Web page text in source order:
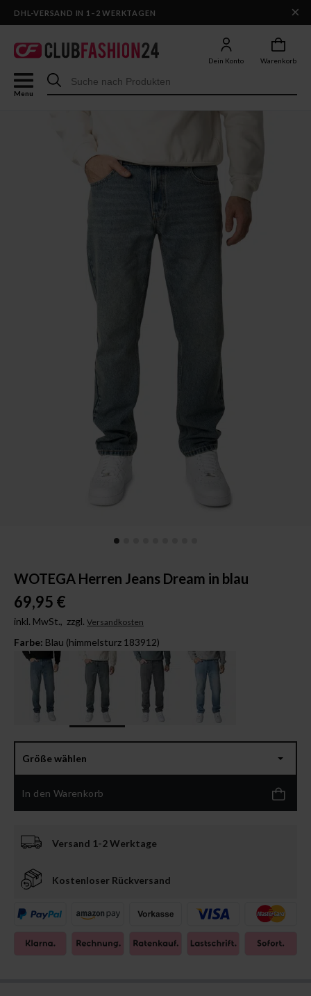
Dein Konto Warenkorb
Menu
DHL-VERSAND IN 1–2 WERKTAGEN ×
WOTEGA Herren Jeans Dream in blau
69,95 €
inkl. MwSt., zzgl. Versandkosten
Farbe: Blau (himmelsturz 183912)
Größe wählen
In den Warenkorb
Versand 1-2 Werktage
Kostenloser Rückversand